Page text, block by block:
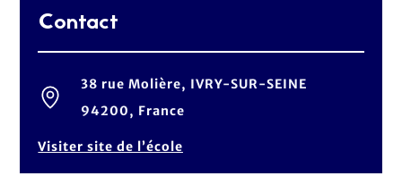
Contact
38 rue Molière, IVRY-SUR-SEINE
94200, France
Visiter site de l’école